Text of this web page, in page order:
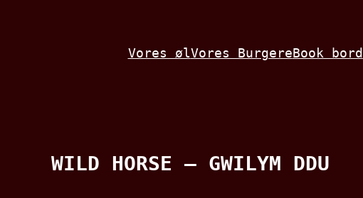
Vores ølVores BurgereBook bord
WILD HORSE – GWILYM DDU